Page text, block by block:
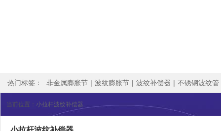
热门标签： 非金属膨胀节 | 波纹膨胀节 | 波纹补偿器 | 不锈钢波纹管
当前位置： 小拉杆波纹补偿器